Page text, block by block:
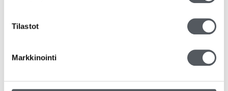
Tilastot
Markkinointi